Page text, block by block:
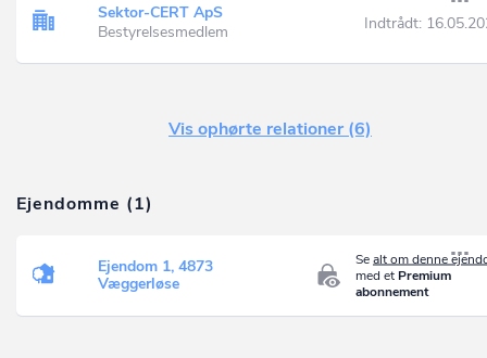
Sektor-CERT ApS
Bestyrelsesmedlem
Indtrådt:
Vis ophørte relationer (6)
Ejendomme (1)
Sealt om denne
med et Premium
abonnement
Ejendom 1, 4873
Væggerløse